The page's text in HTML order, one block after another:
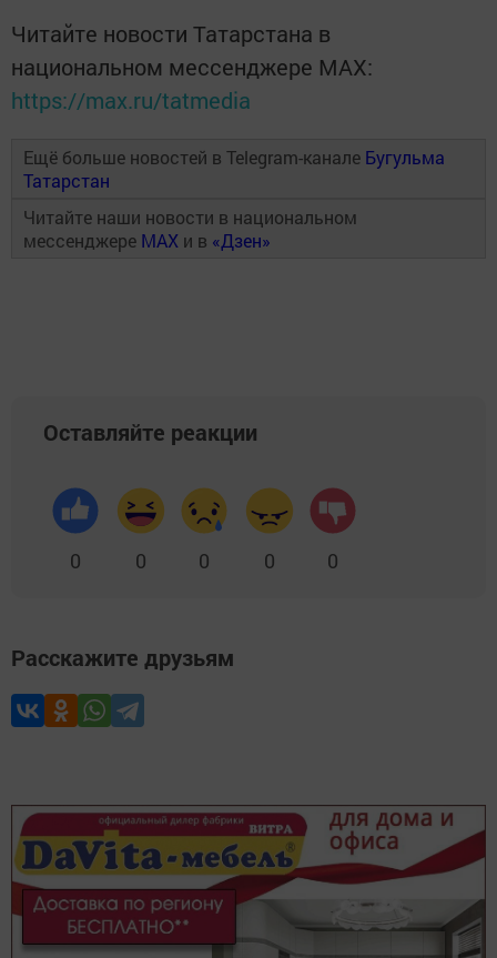
Читайте новости Татарстана в
национальном мессенджере MАХ:
https://max.ru/tatmedia
Ещё больше новостей в Telegram-канале Бугульма
Татарстан
Читайте наши новости в национальном
мессенджере MAX и в «Дзен»
Оставляйте реакции
0 0 0 0 0
Расскажите друзьям